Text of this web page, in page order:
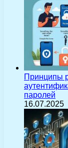
Принципы
паролей
16.07.2025